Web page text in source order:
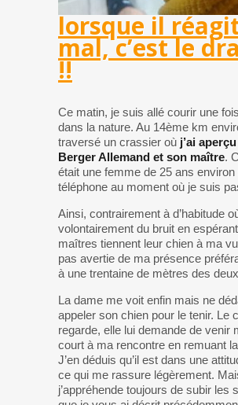
lorsque il
mal, c’est le
!!
Ce matin, je suis allé courir une
dans la nature. Au 14ème km
traversé un crassier où j’ai
Berger Allemand et son maître.
était une femme de 25 ans environ
téléphone au moment où je suis
Ainsi, contrairement à d’habitude
volontairement du bruit en
maîtres tiennent leur chien à ma
pas avertie de ma présence
à une trentaine de mètres des
La dame me voit enfin mais ne
appeler son chien pour le tenir. Le
regarde, elle lui demande de venir
court à ma rencontre en remuant
J’en déduis qu’il est dans une
ce qui me rassure légèrement.
j’appréhende toujours de subir les